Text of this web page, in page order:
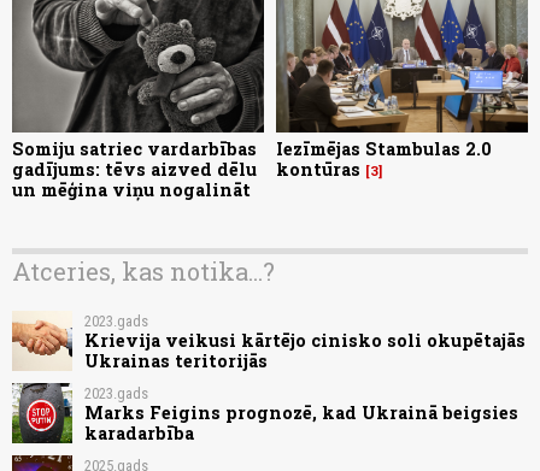
Somiju satriec vardarbības
gadījums: tēvs aizved dēlu
un mēģina viņu nogalināt
Iezīmējas Stambulas 2.0
kontūras
3
Atceries, kas notika...?
2023.gads
Krievija veikusi kārtējo cinisko soli okupētajās
Ukrainas teritorijās
2023.gads
Marks Feigins prognozē, kad Ukrainā beigsies
karadarbība
2025.gads